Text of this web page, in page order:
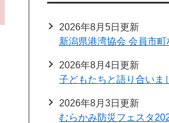
2026年8月5日更新
新潟県港湾協会 会員市
2026年8月4日更新
子どもたちと語り合いま
2026年8月3日更新
むらかみ防災フェスタ